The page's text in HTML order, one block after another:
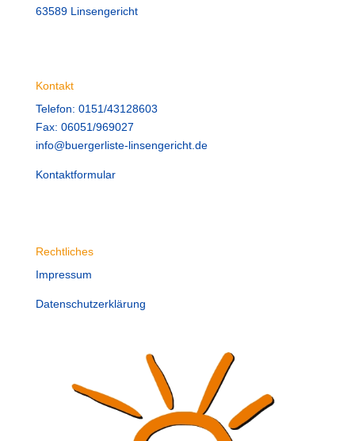
63589 Linsengericht
Kontakt
Telefon: 0151/43128603
Fax: 06051/969027
info@buergerliste-linsengericht.de
Kontaktformular
Rechtliches
Impressum
Datenschutzerklärung